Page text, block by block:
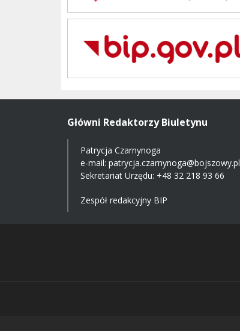
Bip Gov pl
Główni Redaktorzy Biuletynu
Patrycja Czarnynoga
e-mail: patrycja.czarnynoga@bojszowy.pl
Sekretariat Urzędu: +48 32 218 93 66
Zespół redakcyjny BIP